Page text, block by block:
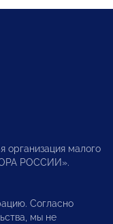
малого
РОССИИ».
Согласно
мы не